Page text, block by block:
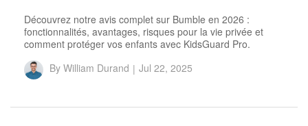
Découvrez notre avis complet sur Bumble en 2026 :
fonctionnalités, avantages, risques pour la vie privée et
comment protéger vos enfants avec KidsGuard Pro.
By William Durand | Jul 22, 2025